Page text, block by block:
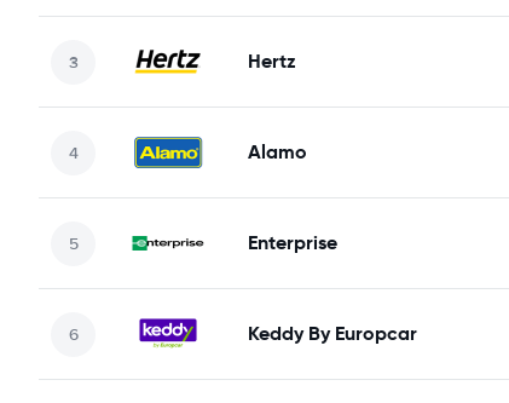
Hertz
Alamo
Enterprise
Keddy By Europcar